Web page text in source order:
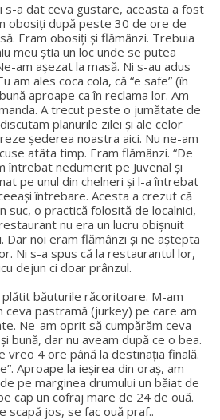
s-a dat ceva gustare, aceasta a fost
obosiți după peste 30 de ore de
Eram obosiți și flămânzi. Trebuia
meu știa un loc unde se putea
am așezat la masă. Ni s-au adus
am ales coca cola, că “e safe” (în
aproape ca în reclama lor. Am
A trecut peste o jumătate de
planurile zilei și ale celor
șederea noastra aici. Nu ne-am
atâta timp. Eram flămânzi. “De
întrebat nedumerit pe Juvenal și
pe unul din chelneri și l-a întrebat
întrebare. Acesta a crezut că
suc, o practică folosită de localnici,
nu era un lucru obișnuit
Dar noi eram flămânzi și ne aștepta
Ni s-a spus că la restaurantul lor,
dejun ci doar prânzul.
băuturile răcoritoare. M-am
ceva pastramă (jurkey) pe care am
Ne-am oprit să cumpărăm ceva
bună, dar nu aveam după ce o bea.
vreo 4 ore până la destinația finală.
Aproape la ieșirea din oraș, am
pe marginea drumului un băiat de
cap un cofraj mare de 24 de ouă.
scapă jos, se fac ouă praf..